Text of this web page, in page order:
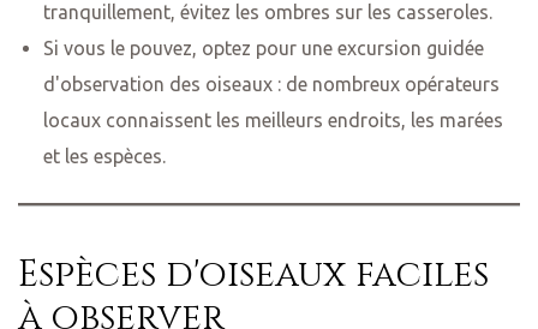
tranquillement, évitez les ombres sur les casseroles.
Si vous le pouvez, optez pour une excursion guidée
d'observation des oiseaux : de nombreux opérateurs
locaux connaissent les meilleurs endroits, les marées
et les espèces.
Espèces d'oiseaux faciles
à observer